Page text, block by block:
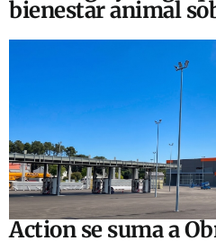
bienestar animal
Action se suma a